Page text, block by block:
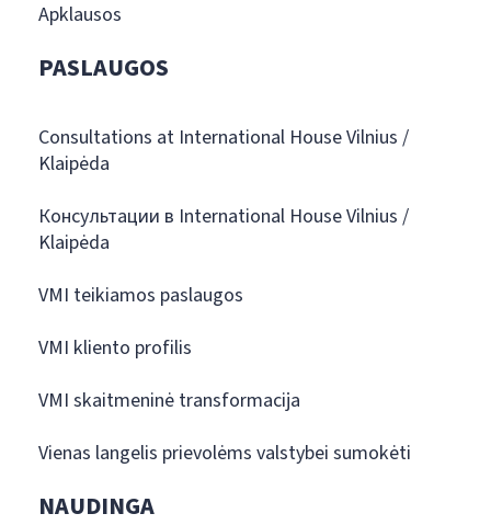
Apklausos
PASLAUGOS
Consultations at International House Vilnius /
Klaipėda
Консультации в International House Vilnius /
Klaipėda
VMI teikiamos paslaugos
VMI kliento profilis
VMI skaitmeninė transformacija
Vienas langelis prievolėms valstybei sumokėti
NAUDINGA